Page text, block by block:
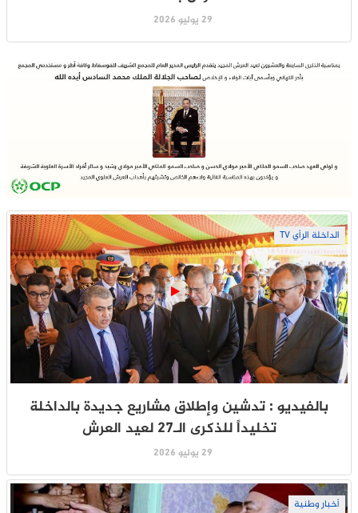
29 يوليو 2026
الداخلة الرأي TV
بالفيديو : تدشين وإطلاق مشاريع جديدة بالداخلة
تخليداً للذكرى الـ27 لعيد العرش
29 يوليو 2026
أخبار وطنية